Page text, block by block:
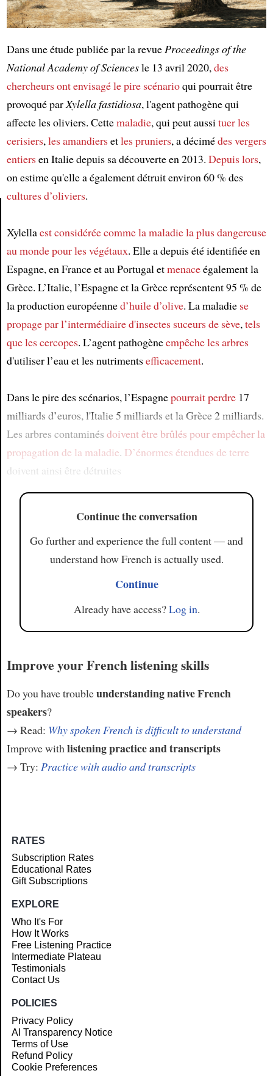
Article
Dans une étude publiée par la revue Proceedings of the
National Academy of Sciencesle 13 avril 2020, des
chercheursont envisagé le pire scénarioqui pourrait être
provoqué par Xylella fastidiosa, l'agent pathogène qui
affecte les oliviers. Cettemaladie, qui peut aussi tuerles
cerisiers, les amandiersetles pruniers, a décimédes vergers
entiersen Italie depuis sa découverte en 2013. Depuis lors,
on estime qu'elle a également détruit environ 60 % des
cultures d’oliviers.
Xylellaest considérée comme la maladie la plus dangereuse
au mondepour les végétaux. Elle a depuis été identifiée en
Espagne, en France et au Portugal etmenaceégalement la
Grèce. L’Italie, l’Espagne et la Grèce représentent 95 % de
la production européenned’huile d’olive. La maladie se
propagepar l’intermédiaired'insectes suceurs de sève, tels
que les cercopes. L’agent pathogèneempêche les arbres
d'utiliser l’eau et les nutrimentsefficacement.
Dans le pire des scénarios, l’Espagnepourrait perdre17
milliards d’euros, l'Italie 5 milliards et la Grèce 2 milliards.
Les arbres contaminés doivent être brûlés pour empêcher la
propagation de la maladie. D’énormes étendues de terre
doivent ainsi être détruites
Continue the conversation
Go further and experience the full content — and
understand how French is actually used.
Continue
Already have access?Log in.
Improve your French listening skills
Do you have troubleunderstanding native French
speakers?
→ Read: Why spoken French is difficult to understand
Improve withlistening practice and transcripts
→ Try: Practice with audio and transcripts
RATES
Subscription Rates
Educational Rates
Gift Subscriptions
EXPLORE
Who It's For
How It Works
Free Listening Practice
Intermediate Plateau
Testimonials
Contact Us
POLICIES
Privacy Policy
AI Transparency Notice
Terms of Use
Refund Policy
Cookie Preferences